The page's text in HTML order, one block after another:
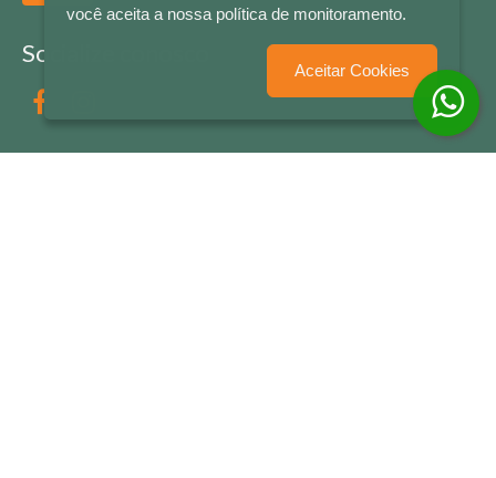
Socialize conosco
você aceita a nossa política de monitoramento.
Aceitar Cookies